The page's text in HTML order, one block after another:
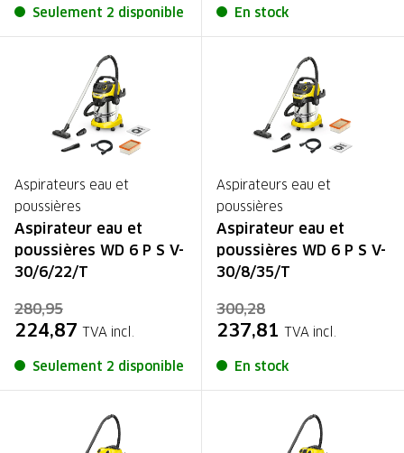
Seulement 2 disponible En stock
Aspirateurs eau et
poussières
Aspirateur eau et
poussières WD 6 P S V-
30/6/22/T
280,95
224,87 TVA incl.
Seulement 2 disponible
Aspirateurs eau et
poussières
Aspirateur eau et
poussières WD 6 P S V-
30/8/35/T
300,28
237,81 TVA incl.
En stock